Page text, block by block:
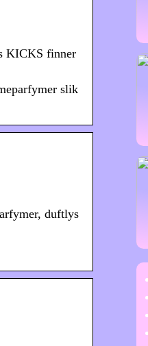
KICKS finner
slik
duftlys